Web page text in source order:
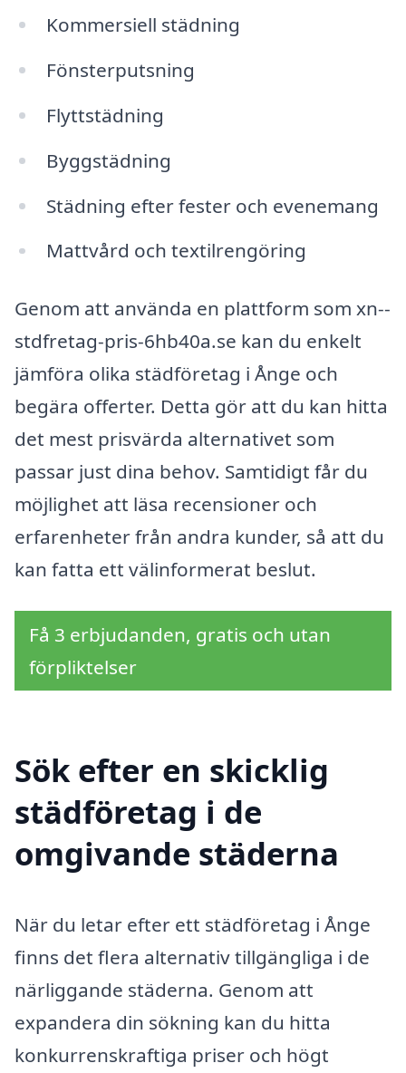
Kommersiell städning
Fönsterputsning
Flyttstädning
Byggstädning
Städning efter fester och evenemang
Mattvård och textilrengöring
Genom att använda en plattform som xn--
stdfretag-pris-6hb40a.se kan du enkelt
jämföra olika städföretag i Ånge och
begära offerter. Detta gör att du kan hitta
det mest prisvärda alternativet som
passar just dina behov. Samtidigt får du
möjlighet att läsa recensioner och
erfarenheter från andra kunder, så att du
kan fatta ett välinformerat beslut.
Få 3 erbjudanden, gratis och utan
förpliktelser
Sök efter en skicklig
städföretag i de
omgivande städerna
När du letar efter ett städföretag i Ånge
finns det flera alternativ tillgängliga i de
närliggande städerna. Genom att
expandera din sökning kan du hitta
konkurrenskraftiga priser och högt